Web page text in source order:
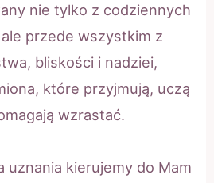
nie tylko z codziennych
przede wszystkim z
bliskości i nadziei,
które przyjmują, uczą
wzrastać.
uznania kierujemy do Mam